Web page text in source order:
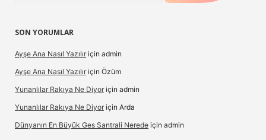
SON YORUMLAR
Ayşe Ana Nasıl Yazılır için admin
Ayşe Ana Nasıl Yazılır için Özüm
Yunanlılar Rakıya Ne Diyor için admin
Yunanlılar Rakıya Ne Diyor için Arda
Dünyanın En Büyük Ges Santrali Nerede için admin